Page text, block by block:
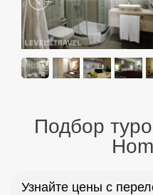
Подбор
Узнайте цены с